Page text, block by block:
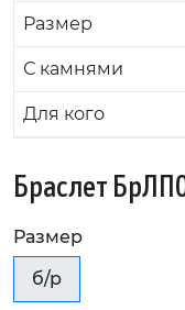
Размер
С камнями
Для кого
Браслет
Размер
б/р